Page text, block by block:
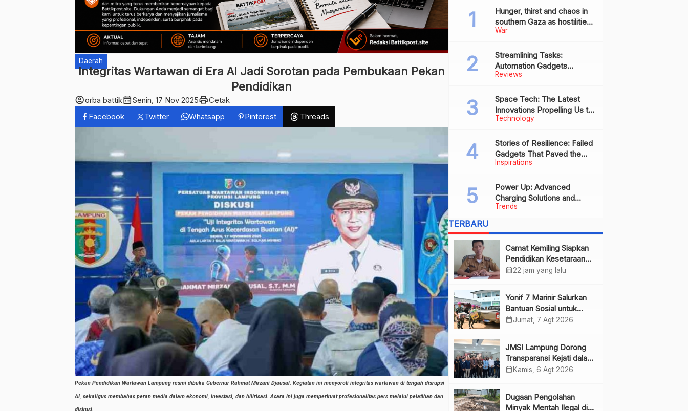
Daerah
Integritas Wartawan di Era AI Jadi Sorotan pada Pembukaan Pekan
Pendidikan
account_circleorba battikcalendar_monthSenin, 17 Nov 2025printCetak
Facebook
Twitter Whatsapp Pinterest Threads
Pekan Pendidikan Wartawan Lampung resmi dibuka Gubernur Rahmat Mirzani Djausal. Kegiatan ini menyoroti integritas wartawan di tengah disrupsi
AI, sekaligus membahas peran media dalam ekonomi, investasi, dan hilirisasi. Acara ini juga memperkuat profesionalitas pers melalui pelatihan dan
War
Hunger, thirst and chaos in
southern Gaza as hostilities
drive humanitarian aid to the
Reviews
Streamlining Tasks:
Automation Gadgets
Revolutionizing Everyday
Technology
Space Tech: The Latest
Innovations Propelling Us to
New Frontiers
Inspirations
Stories of Resilience: Failed
Gadgets That Paved the
Way for Future Successes
Trends
Power Up: Advanced
Charging Solutions and
Battery Tech Innovations
TERBARU
Camat Kemiling Siapkan
Pendidikan Kesetaraan
untuk Dini
calendar_month22 jam yang lalu
Yonif 7 Marinir Salurkan
Bantuan Sosial untuk
Anak Yatim di Ponpes
calendar_monthJumat, 7 Agt 2026
JMSI Lampung Dorong
Transparansi Kejati dalam
Penanganan Perkara
calendar_month Kamis, 6 Agt 2026
Dugaan Pengolahan
Minyak Mentah Ilegal di